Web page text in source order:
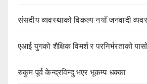
संसदीय व्यवस्थाको विकल्प नयाँ जनवादी
एआई युगको शैक्षिक विमर्श र परनिर्भरताको
रुकुम पूर्व केन्द्रविन्दु भएर भूकम्प धक्का